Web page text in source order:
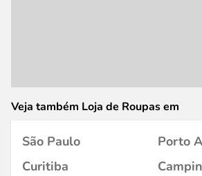
Veja também Loja de Roupas em
São Paulo
Porto
Curitiba